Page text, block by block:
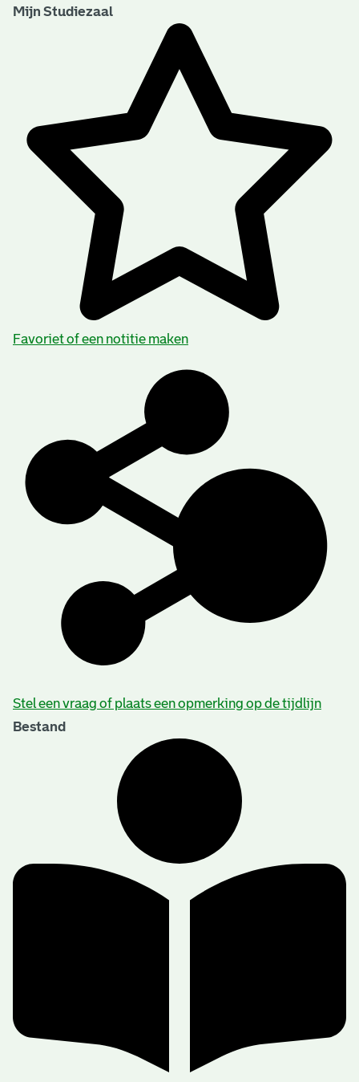
Mijn Studiezaal
Favoriet of een notitie maken
Stel een vraag of plaats een opmerking op de tijdlijn
Bestand